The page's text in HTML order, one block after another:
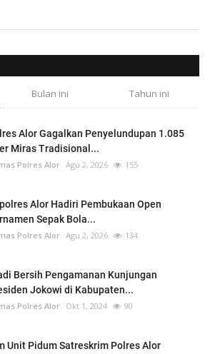
Bulan ini Tahun ini
Alor Gagalkan Penyelundupan 1.085
Miras Tradisional...
Polres Alor Agu 2, 2026 155
Alor Hadiri Pembukaan Open
Sepak Bola...
Polres Alor Agu 2, 2026 134
Bersih Pengamanan Kunjungan
Jokowi di Kabupaten...
Polres Alor Okt 1, 2024 90
Unit Pidum Satreskrim Polres Alor